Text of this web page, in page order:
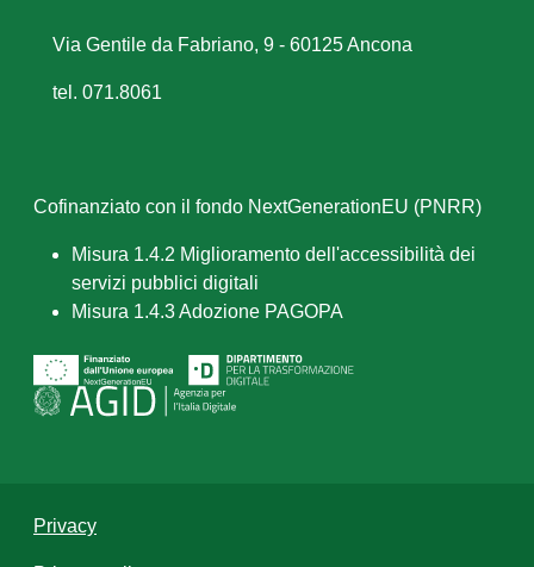
Via Gentile da Fabriano, 9 - 60125 Ancona
tel. 071.8061
Cofinanziato con il fondo NextGenerationEU (PNRR)
Misura 1.4.2 Miglioramento dell'accessibilità dei
servizi pubblici digitali
Misura 1.4.3 Adozione PAGOPA
Privacy